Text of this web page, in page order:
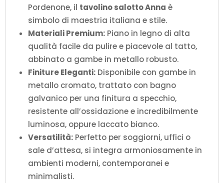
Pordenone, il tavolino salotto Anna è
simbolo di maestria italiana e stile.
Materiali Premium: Piano in legno di alta
qualità facile da pulire e piacevole al tatto,
abbinato a gambe in metallo robusto.
Finiture Eleganti: Disponibile con gambe in
metallo cromato, trattato con bagno
galvanico per una finitura a specchio,
resistente all’ossidazione e incredibilmente
luminosa, oppure laccato bianco.
Versatilità: Perfetto per soggiorni, uffici o
sale d’attesa, si integra armoniosamente in
ambienti moderni, contemporanei e
minimalisti.